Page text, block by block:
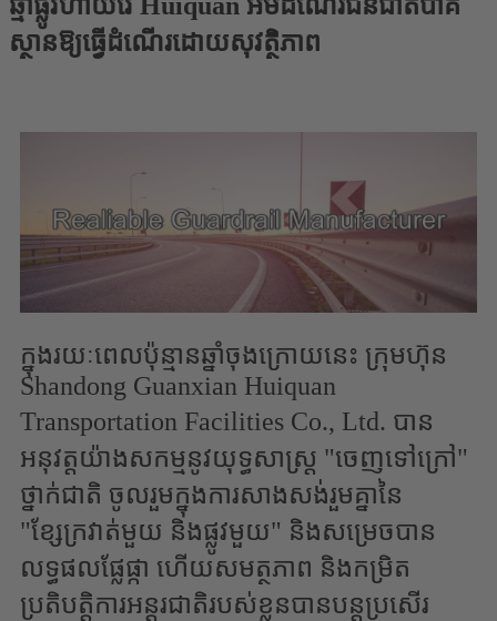
ឆ្មាំផ្លូវហាយវេ Huiquan អមដំណើរជនជាតិប៉ាគី
ស្ថានឱ្យធ្វើដំណើរដោយសុវត្ថិភាព
ក្នុងរយៈពេលប៉ុន្មានឆ្នាំចុងក្រោយនេះ ក្រុមហ៊ុន
Shandong Guanxian Huiquan
Transportation Facilities Co., Ltd. បាន
អនុវត្តយ៉ាងសកម្មនូវយុទ្ធសាស្ត្រ "ចេញទៅក្រៅ"
ថ្នាក់ជាតិ ចូលរួមក្នុងការសាងសង់រួមគ្នានៃ
"ខ្សែក្រវាត់មួយ និងផ្លូវមួយ" និងសម្រេចបាន
លទ្ធផលផ្លែផ្កា ហើយសមត្ថភាព និងកម្រិត
ប្រតិបត្តិការអន្តរជាតិរបស់ខ្លួនបានបន្តប្រសើរ